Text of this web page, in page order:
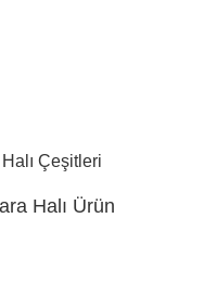
Çeşitleri
Halı Ürün